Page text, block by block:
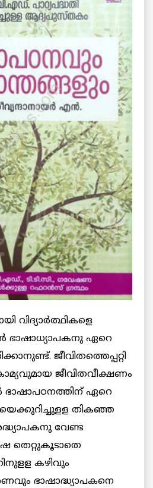
വിദ്യാര്‍ത്ഥികളെ
ഭാഷാധ്യാപകനു ഏറെ
ജീവിതത്തെപ്പറ്റി
ജീവിതവീക്ഷണം
ഭാഷാപഠനത്തിന് ഏറെ
തികഞ്ഞ
വേണ്ട
തെറ്റുകൂടാതെ
കഴിവും
ഭാഷാദ്ധ്യാപകനെ